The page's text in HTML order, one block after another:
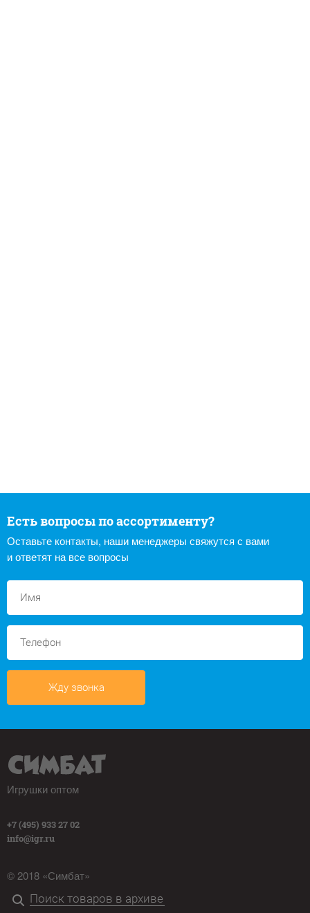
Есть вопросы по ассортименту?
Оставьте контакты, наши менеджеры свяжутся с вами
и ответят на все вопросы
Жду звонка
Игрушки оптом
+7 (495) 933 27 02
info@igr.ru
© 2018 «Симбат»